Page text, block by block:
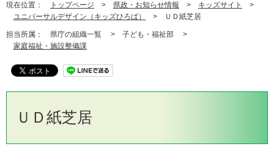
現在位置： トップページ > 県政・お知らせ情報 > キッズサイト
>
ユニバーサルデザイン（キッズひろば）
> ＵＤ紙芝居
担当所属： 県庁の組織一覧 > 子ども・福祉部 >
家庭福祉・施設整備課
ＵＤ紙芝居